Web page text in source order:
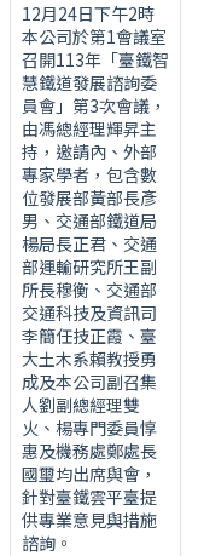
12月24日下午2時
本公司於第1會議室
召開113年「臺鐵智
慧鐵道發展諮詢委
員會」第3次會議，
由馮總經理輝昇主
持，邀請內、外部
專家學者，包含數
位發展部黃部長彥
男、交通部鐵道局
楊局長正君、交通
部運輸研究所王副
所長穆衡、交通部
交通科技及資訊司
李簡任技正霞、臺
大土木系賴教授勇
成及本公司副召集
人劉副總經理雙
火、楊專門委員惇
惠及機務處鄭處長
國璽均出席與會，
針對臺鐵雲平臺提
供專業意見與措施
諮詢。